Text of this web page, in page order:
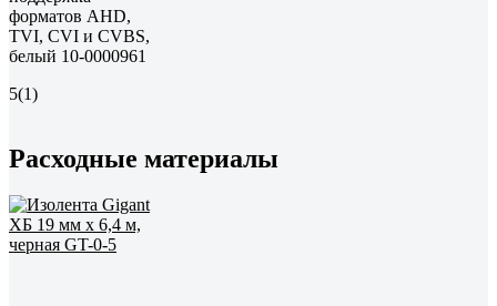
форматов AHD,
TVI, CVI и CVBS,
белый 10-0000961
5(1)
Расходные материалы